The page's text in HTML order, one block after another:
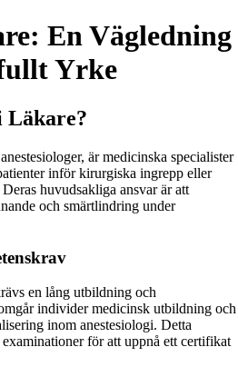
En Vägledning
Yrke
Läkare?
är medicinska specialister
inför kirurgiska ingrepp eller
huvudsakliga ansvar är att
och smärtlindring under
en lång utbildning och
individer medicinsk utbildning och
inom anestesiologi. Detta
för att uppnå ett certifikat